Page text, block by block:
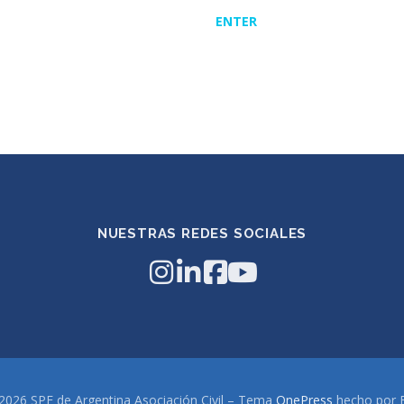
ENTER
NUESTRAS REDES SOCIALES
SPE de Argentina Asociación Civil – Tema OnePress hecho por